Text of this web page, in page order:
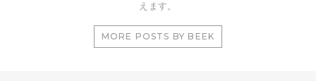
えます。
MORE POSTS BY BEEK